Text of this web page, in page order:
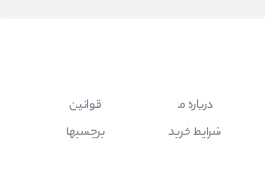
درباره ما
شرایط خرید
قوانین
برچسبها